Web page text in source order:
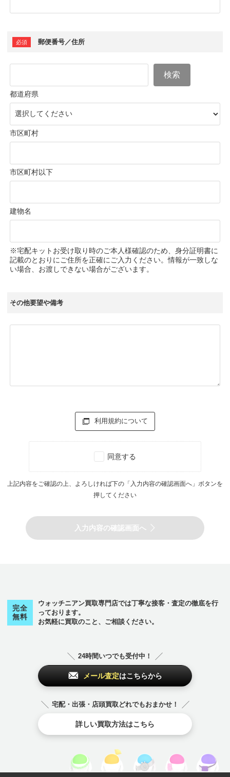
郵便番号／住所
検索
都道府県
市区町村
市区町村以下
建物名
※宅配キットお受け取り時のご本人様確認のため、身分証明書に
記載のとおりにご住所を正確にご入力ください。情報が一致しな
い場合、お渡しできない場合がございます。
その他要望や備考
利用規約について
同意する
上記内容をご確認の上、よろしければ下の「入力内容の確認画面へ」ボタンを
押してください
入力内容の確認画面へ
完全
無料
ウォッチニアン買取専門店では丁寧な接客・査定の徹底を行
っております。
お気軽に買取のこと、ご相談ください。
24時間いつでも受付中！
メール査定はこちらから
宅配・出張・店頭買取どれでもおまかせ！
詳しい買取方法はこちら